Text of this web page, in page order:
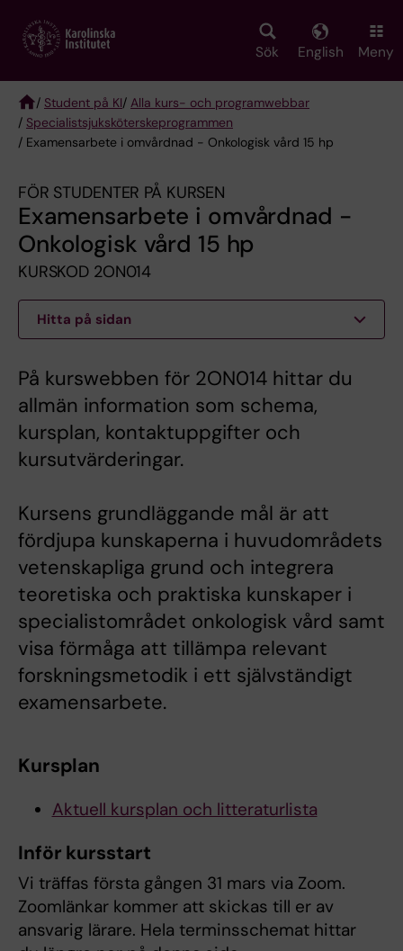
main
Sök English Meny
Breadcrumb
/ Student på KI/ Alla kurs- och programwebbar
/ Specialist­sjuksköterske­programmen
/ Examensarbete i omvårdnad - Onkologisk vård 15 hp
FÖR STUDENTER PÅ KURSEN
Examensarbete i omvårdnad -
Onkologisk vård 15 hp
KURSKOD 2ON014
Hitta på sidan
På kurswebben för 2ON014 hittar du
allmän information som schema,
kursplan, kontaktuppgifter och
kursutvärderingar.
Kursens grundläggande mål är att
fördjupa kunskaperna i huvudområdets
vetenskapliga grund och integrera
teoretiska och praktiska kunskaper i
specialistområdet onkologisk vård samt
visa förmåga att tillämpa relevant
forskningsmetodik i ett självständigt
examensarbete.
Kursplan
Aktuell kursplan och litteraturlista
Inför kursstart
Vi träffas första gången 31 mars via Zoom.
Zoomlänkar kommer att skickas till er av
ansvarig lärare. Hela terminsschemat hittar